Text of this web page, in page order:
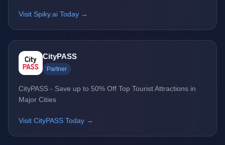
Visit Spiky.ai Today →
CityPASS
Partner
CityPASS - Save up to 50% Off Top Tourist Attractions in
Major Cities
Visit CityPASS Today →